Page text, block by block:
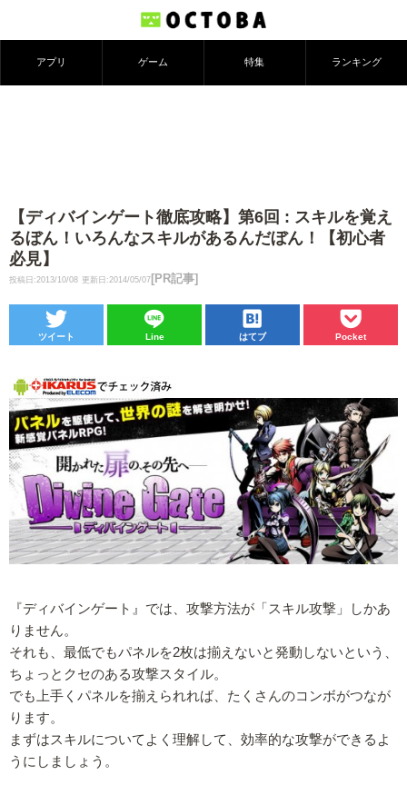
アプリ ゲーム 特集 ランキング
【ディバインゲート徹底攻略】第6回 : スキルを覚え
るぼん！いろんなスキルがあるんだぼん！【初心者
必見】
投稿日:2013/10/08 更新日:2014/05/07 [PR記事]
ツイート Line はてブ Pocket
『ディバインゲート』では、攻撃方法が「スキル攻撃」しかあ
りません。
それも、最低でもパネルを2枚は揃えないと発動しないという、
ちょっとクセのある攻撃スタイル。
でも上手くパネルを揃えられれば、たくさんのコンボがつなが
ります。
まずはスキルについてよく理解して、効率的な攻撃ができるよ
うにしましょう。